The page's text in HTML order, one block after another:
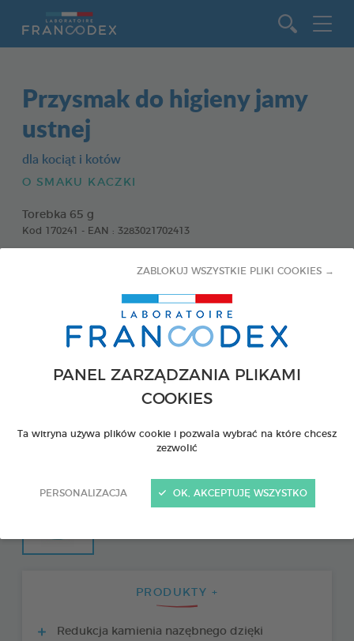
PANEL ZARZĄDZANIA PLIKAMI
COOKIES
Ta witryna używa plików cookie i pozwala wybrać na które chcesz
zezwolić
PERSONALIZACJA
ZABLOKUJ WSZYSTKIE PLIKI COOKIES →
OK, AKCEPTUJĘ WSZYSTKO
Przysmak do higieny jamy
ustnej
dla kociąt i kotów
O SMAKU KACZKI
Torebka 65 g
Kod 170241 - EAN : 3283021702413
PRODUKTY +
Redukcja kamienia nazębnego dzięki